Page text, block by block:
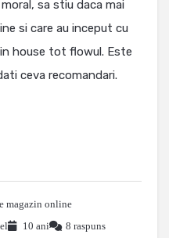
sa stiu daca mai
si care au inceput cu
house tot flowul. Este
ceva recomandari.
magazin online
10 ani
8 raspuns